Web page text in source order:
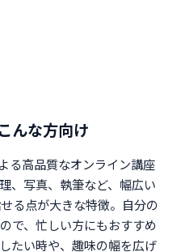
んな方向け
る高品質なオンライン講座
、写真、執筆など、幅広い
る点が大きな特徴。自分の
で、忙しい方にもおすすめ
たい時や、趣味の幅を広げ